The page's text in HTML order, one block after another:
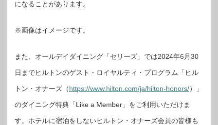
になることがあります。
※画像はイメージです。
また、オールデイダイニング「セリーズ」では2024年6月30
日までヒルトンのゲスト・ロイヤルティ・プログラム「ヒル
トン・オナーズ（https://www.hilton.com/ja/hilton-honors/）」
のダイニング特典「Like a Member」をご利用いただけま
す。ホテルに宿泊をしないヒルトン・オナーズ会員の皆様も